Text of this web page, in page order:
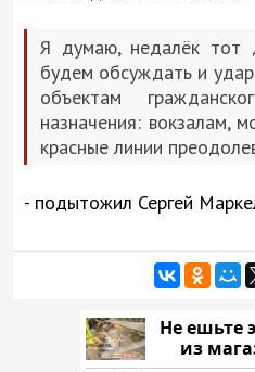
Я думаю, недалёк тот
будем обсуждать и
объектам
назначения: вокзалам,
красные линии
- подытожил Сергей
Не ешьте
из